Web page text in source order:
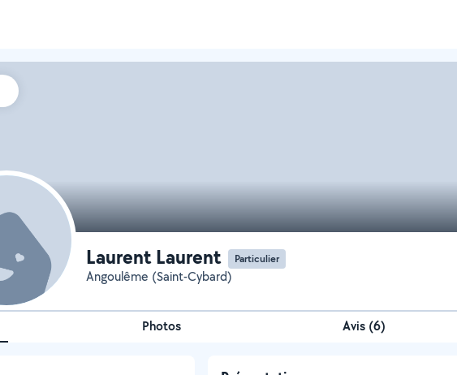
Laurent Laurent Particulier
Angoulême (Saint-Cybard)
Photos Avis (6)